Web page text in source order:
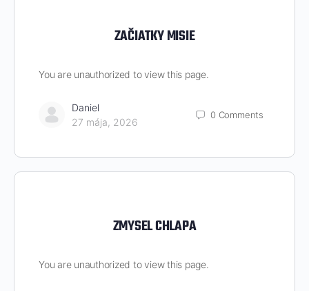
ZAČIATKY MISIE
You are unauthorized to view this page.
Daniel
27 mája, 2026
0 Comments
ZMYSEL CHLAPA
You are unauthorized to view this page.